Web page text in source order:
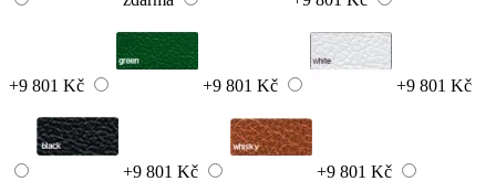
+9 801 Kč +9 801 Kč +9 801 Kč
+9 801 Kč +9 801 Kč